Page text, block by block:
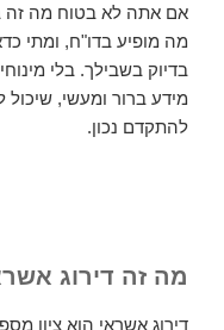
אם אתה לא בטוח מה זה
מה מופיע בדו"ח, ומתי
בדיוק בשבילך. בלי
מידע ברור ומעשי, שיכול
להתקדם נכון.
מה זה דירוג